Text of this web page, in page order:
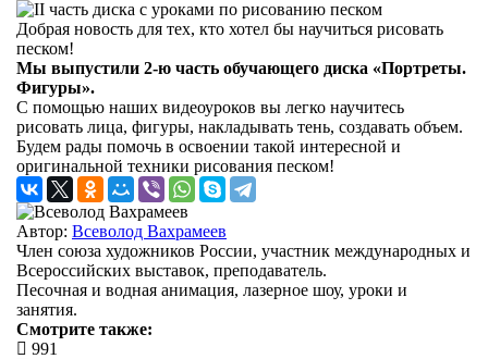
Добрая новость для тех, кто хотел бы научиться рисовать
песком!
Мы выпустили 2-ю часть обучающего диска «Портреты.
Фигуры».
С помощью наших видеоуроков вы легко научитесь
рисовать лица, фигуры, накладывать тень, создавать объем.
Будем рады помочь в освоении такой интересной и
оригинальной техники рисования песком!
Автор: Всеволод Вахрамеев
Член союза художников России, участник международных и
Всероссийских выставок, преподаватель.
Песочная и водная анимация, лазерное шоу, уроки и
занятия.
Смотрите также:
991